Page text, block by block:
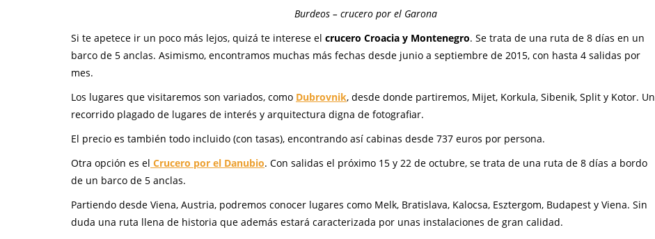
Burdeos – crucero por el Garona
Si te apetece ir un poco más lejos, quizá te interese el crucero Croacia y Montenegro. Se trata de una ruta de 8 días en un
barco de 5 anclas. Asimismo, encontramos muchas más fechas desde junio a septiembre de 2015, con hasta 4 salidas por
mes.
Los lugares que visitaremos son variados, como Dubrovnik, desde donde partiremos, Mijet, Korkula, Sibenik, Split y Kotor. Un
recorrido plagado de lugares de interés y arquitectura digna de fotografiar.
El precio es también todo incluido (con tasas), encontrando así cabinas desde 737 euros por persona.
Otra opción es el Crucero por el Danubio. Con salidas el próximo 15 y 22 de octubre, se trata de una ruta de 8 días a bordo
de un barco de 5 anclas.
Partiendo desde Viena, Austria, podremos conocer lugares como Melk, Bratislava, Kalocsa, Esztergom, Budapest y Viena. Sin
duda una ruta llena de historia que además estará caracterizada por unas instalaciones de gran calidad.